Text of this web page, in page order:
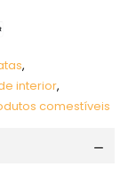
,
interior,
comestíveis